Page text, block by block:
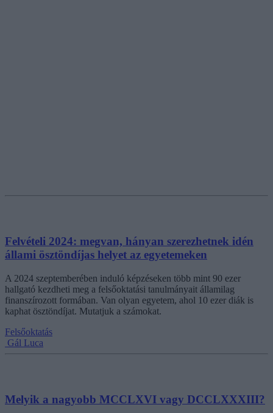
Felvételi 2024: megvan, hányan szerezhetnek idén
állami ösztöndíjas helyet az egyetemeken
A 2024 szeptemberében induló képzéseken több mint 90 ezer
hallgató kezdheti meg a felsőoktatási tanulmányait államilag
finanszírozott formában. Van olyan egyetem, ahol 10 ezer diák is
kaphat ösztöndíjat. Mutatjuk a számokat.
Felsőoktatás
Gál Luca
Melyik a nagyobb MCCLXVI vagy DCCLXXXIII?